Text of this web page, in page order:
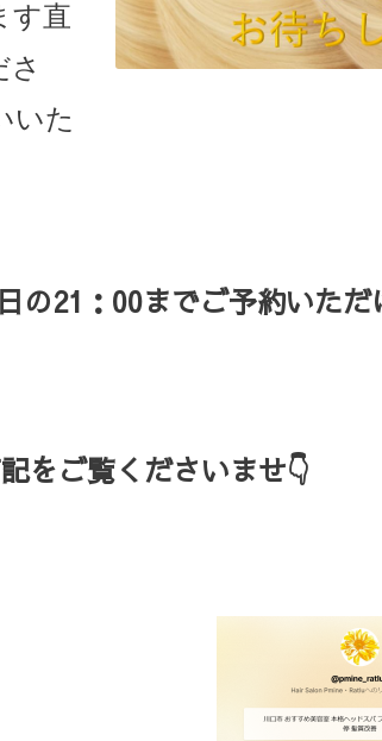
す直
いた
の21 ： 00までご予約いただ
をご覧くださいませ👇